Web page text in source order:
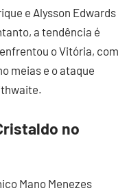
e Alysson Edwards
a tendência é
o Vitória, com
meias e o ataque
no
Mano Menezes